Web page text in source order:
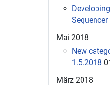
Sequencer
Mai 2018
New
1.5.2018
März 2018